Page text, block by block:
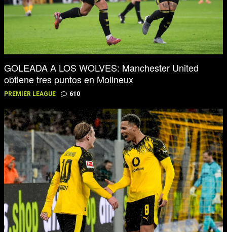
GOLEADA A LOS WOLVES: Manchester United
obtiene tres puntos en Molineux
PREMIER LEAGUE 610